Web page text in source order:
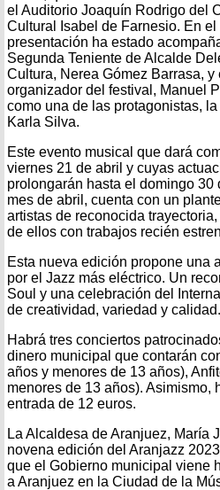
el Auditorio Joaquín Rodrigo del
Cultural Isabel de Farnesio. En el
presentación ha estado
Segunda Teniente de Alcalde
Cultura, Nerea Gómez Barrasa, y
organizador del festival, Manuel
como una de las protagonistas, la
Karla Silva.
Este evento musical que dará
viernes 21 de abril y cuyas
prolongarán hasta el domingo 30
mes de abril, cuenta con un
artistas de reconocida
de ellos con trabajos recién
Esta nueva edición propone una
por el Jazz más eléctrico. Un
Soul y una celebración del
de creatividad, variedad y calidad.
Habrá tres conciertos
dinero municipal que contarán
años y menores de 13 años),
menores de 13 años). Asimismo,
entrada de 12 euros.
La Alcaldesa de Aranjuez, María
novena edición del Aranjazz
que el Gobierno municipal viene
a Aranjuez en la Ciudad de la